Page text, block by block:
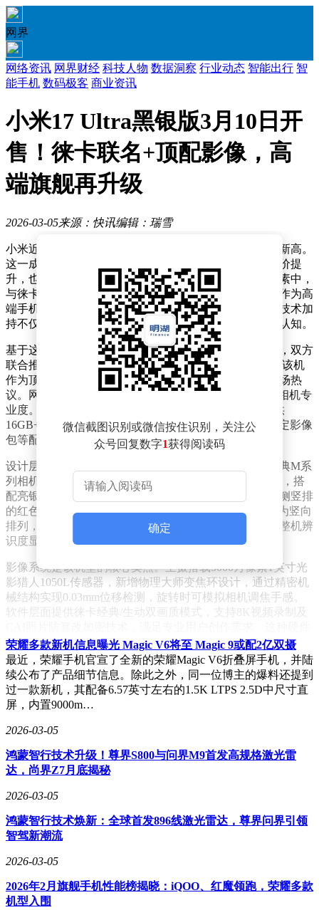
网界
网络资讯 网界财经 科技人物 数据洞察 行业动态 智能出行 智
能手机 数码极客 商业资讯
小米17 Ultra黑银版3月10日开
售！徕卡联名+顶配影像，高
端旗舰再升级
2026-03-05来源：快讯编辑：瑞雪
小米近年来在高端市场持续发力，其旗舰机型销量屡创新高。
这一成绩的取得，既得益于小米汽车业务带来的品牌溢价提
升，也与对标苹果的产品策略密不可分。不过在众多因素中，
与徕卡的深度合作被业内视为关键突破口——影像能力作为高
端手机的核心竞争力，曾是小米的明显短板，而徕卡的技术加
持不仅补足了这一缺陷，更重塑了消费者对小米品牌的认知。
基于这一战略成果，小米与徕卡的合作不断深化。近日，双方
联合推出的定制机型小米17 Ultra黑银版正式开启预售，该机
作为顶配限定款，首次登陆徕卡官方销售渠道，引发市场热
议。网友戏称其为"真徕卡"，认为其兼具手机便携性与相机专
业度。该机型定价7999元起，较标准版溢价500元，提供
16GB+1TB顶配版本，首销期间赠送小米手环9 Pro及限定影像
包等配件。
设计层面，这款新机由徕卡原厂设计师主导，复刻了经典M系
列相机的美学语言。机身采用纯黑哑光龙晶玻璃3.0背板，搭
配亮银金属中框，通过克制撞色处理营造复古质感。左侧竖排
的红色徕卡标识尤为醒目，镜头模组与底部LOGO均改为竖向
排列，与徕卡相机字体排版保持一致。这种设计语言使整机辨
识度显著提升，较标准版更具收藏价值。
影像系统是该机型的核心卖点。主摄搭载5000万像素1英寸光
影猎人1050L传感器，新增物理大师变焦环设计，通过精密机
械结构实现0.03mm位移检测，旋转时可模拟相机调焦手感。
软件层面提供徕卡经典/生动双画质模式，支持8K视频录制及
创新与软件调校的结合，使手机摄影体验更接近传统相机。
性能配置保持旗舰水准，搭载骁龙8 Elite Gen5处理器，配合
LPDDR5X内存与UFS 4.0闪存，环形冷泵散热系统确保高负载
运行稳定性。屏幕采用6.85英寸2K LTPO OLED直屏，支持1-
120Hz自适应刷新率，峰值亮度达3500nit，集成全亮度DC调
光与小米青山护眼技术，康宁大猩猩玻璃提供抗摔保障。续航
相较于标准版，黑银版新增北斗+天通双卫星通信功能，并搭
性。对于摄影爱好者而言，这款机型在保持手机便携性的同
时，提供了接近专业相机的操控体验；而普通用户选择标准版
即可满足日常需求，节省的预算可用于选购耳机等配件。
微信截图识别或微信按住识别，关注公
众号回复数字1获得阅读码
确定
荣耀多款新机信息曝光 Magic V6将至 Magic 9或配2亿双摄
最近，荣耀手机官宣了全新的荣耀Magic V6折叠屏手机，并陆
续公布了产品细节信息。除此之外，同一位博主的爆料还提到
过一款新机，其配备6.57英寸左右的1.5K LTPS 2.5D中尺寸直
屏，内置9000m…
2026-03-05
鸿蒙智行技术升级！尊界S800与问界M9首发高规格激光雷
达，尚界Z7月底揭秘
2026-03-05
鸿蒙智行技术焕新：全球首发896线激光雷达，尊界问界引领
智驾新潮流
2026-03-05
2026年2月旗舰手机性能榜揭晓：iQOO、红魔领跑，荣耀多款
机型入围